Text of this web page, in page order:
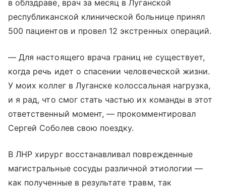
в облздраве, врач за месяц в Луганской
республиканской клинической больнице принял
500 пациентов и провел 12 экстренных операций.
— Для настоящего врача границ не существует,
когда речь идет о спасении человеческой жизни.
У моих коллег в Луганске колоссальная нагрузка,
и я рад, что смог стать частью их команды в этот
ответственный момент, — прокомментировал
Сергей Соболев свою поездку.
В ЛНР хирург восстанавливал поврежденные
магистральные сосуды различной этиологии —
как полученные в результате травм, так